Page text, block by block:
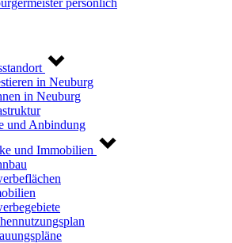
persönlich
in Neuburg
in Neuburg
und Anbindung
und Immobilien